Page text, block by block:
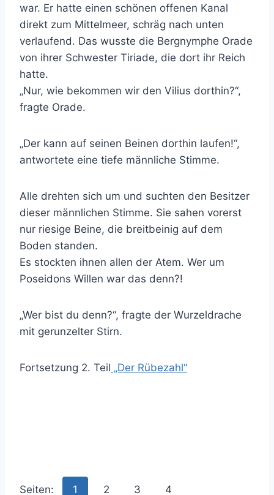
war. Er hatte einen schönen offenen Kanal
direkt zum Mittelmeer, schräg nach unten
verlaufend. Das wusste die Bergnymphe Orade
von ihrer Schwester Tiriade, die dort ihr Reich
hatte.
„Nur, wie bekommen wir den Vilius dorthin?“,
fragte Orade.
„Der kann auf seinen Beinen dorthin laufen!“,
antwortete eine tiefe männliche Stimme.
Alle drehten sich um und suchten den Besitzer
dieser männlichen Stimme. Sie sahen vorerst
nur riesige Beine, die breitbeinig auf dem
Boden standen.
Es stockten ihnen allen der Atem. Wer um
Poseidons Willen war das denn?!
„Wer bist du denn?“, fragte der Wurzeldrache
mit gerunzelter Stirn.
Fortsetzung 2. Teil „Der Rübezahl“
Seiten: 1 2 3 4